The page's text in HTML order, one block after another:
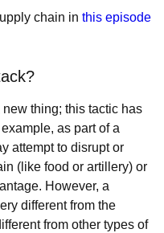
chain in this episode
thing; this tactic has
as part of a
attempt to disrupt or
(like food or artillery) or
However, a
different from the
from other types of